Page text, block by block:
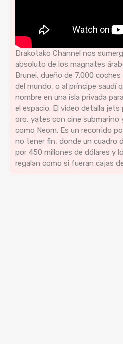
Drakotako Channel nos
absoluto de los magnates
Brunei, dueño de 7.000
del mundo, o al príncipe saudí
nombre en una isla privada
el espacio. El video detalla
oro, yates con cine
como Neom. Es un recorrido
no tener fin, donde un cuadro
por 450 millones de dólares y
regalan como si fueran cajas